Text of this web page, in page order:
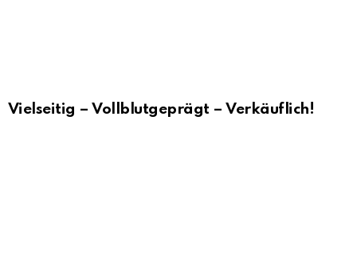
Vielseitig – Vollblutgeprägt – Verkäuflich!